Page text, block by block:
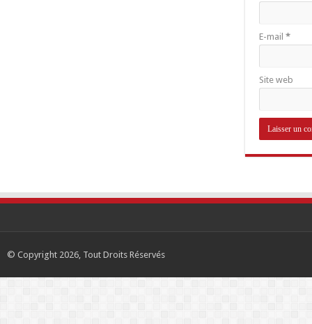
E-mail *
Site web
© Copyright 2026, Tout Droits Réservés